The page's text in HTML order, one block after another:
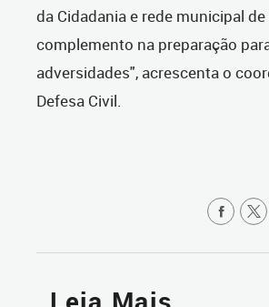
da Cidadania e rede municipal
complemento na preparação
adversidades", acrescenta o
Defesa Civil.